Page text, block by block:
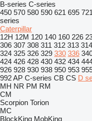
B-series C-series
450 570 580 590 621 695 721
series
Caterpillar
12H 12M 120 140 160 226
306 307 308 311 312 313 314
324 325 326 329 330 336
424 426 428 430 432 434
926 928 930 938 950 953
992AP C-series CB CS D
MH NR PM RM
CM
Scorpion Torion
MC
BlockKing MobKing